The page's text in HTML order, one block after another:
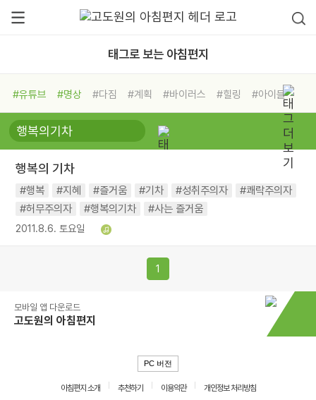
태그로 보는 아침편지
#유튜브 #명상 #다짐 #계획 #바이러스 #힐링
#아이들
#비전캠프
#독서캠프 #삶
#희망
#나눔 #친구 #링컨학교
#독서
#건강
행복의 기차
#행복 #지혜 #즐거움 #기차 #성취주의자
#쾌락주의자
#허무주의자
#행복의기차 #사는 즐거움
2011.8.6. 토요일
1
모바일 앱 다운로드
고도원의 아침편지
PC 버전
아침편지 소개 추천하기 이용약관
개인정보 처리방침